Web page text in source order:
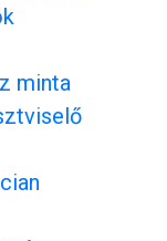
minta